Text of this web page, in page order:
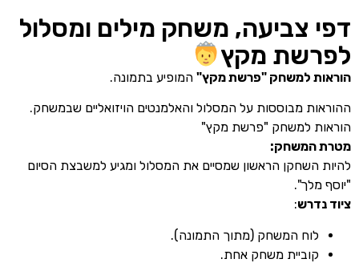
צביעה, משחק מילים ומסלול
מקץ
למשחק "פרשת מקץ"המופיע בתמונה.
מבוססות על המסלול והאלמנטים הויזואליים שבמשחק.
למשחק "פרשת מקץ"
הראשון שמסיים את המסלול ומגיע למשבצת הסיום
:
המשחק (מתוך התמונה).
משחק אחת.